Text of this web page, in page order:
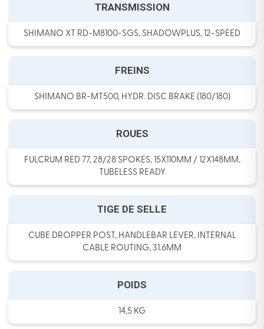
TRANSMISSION
SHIMANO XT RD-M8100-SGS, SHADOWPLUS, 12-SPEED
FREINS
SHIMANO BR-MT500, HYDR. DISC BRAKE (180/180)
ROUES
FULCRUM RED 77, 28/28 SPOKES, 15X110MM / 12X148MM,
TUBELESS READY
TIGE DE SELLE
CUBE DROPPER POST, HANDLEBAR LEVER, INTERNAL
CABLE ROUTING, 31.6MM
POIDS
14,5 KG